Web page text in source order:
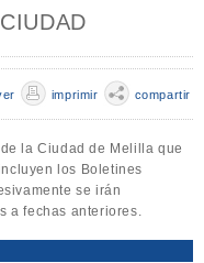
imprimir compartir
la Ciudad de Melilla que
los Boletines
se irán
a fechas anteriores.